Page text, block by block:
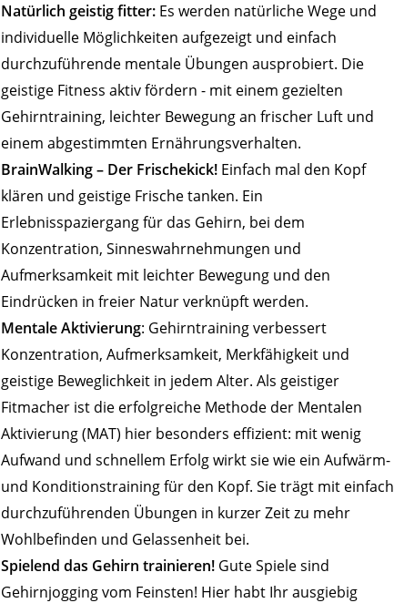
Natürlich geistig fitter: Es werden natürliche Wege und
individuelle Möglichkeiten aufgezeigt und einfach
durchzuführende mentale Übungen ausprobiert. Die
geistige Fitness aktiv fördern - mit einem gezielten
Gehirntraining, leichter Bewegung an frischer Luft und
einem abgestimmten Ernährungsverhalten.
BrainWalking – Der Frischekick! Einfach mal den Kopf
klären und geistige Frische tanken. Ein
Erlebnisspaziergang für das Gehirn, bei dem
Konzentration, Sinneswahrnehmungen und
Aufmerksamkeit mit leichter Bewegung und den
Eindrücken in freier Natur verknüpft werden.
Mentale Aktivierung: Gehirntraining verbessert
Konzentration, Aufmerksamkeit, Merkfähigkeit und
geistige Beweglichkeit in jedem Alter. Als geistiger
Fitmacher ist die erfolgreiche Methode der Mentalen
Aktivierung (MAT) hier besonders effizient: mit wenig
Aufwand und schnellem Erfolg wirkt sie wie ein Aufwärm-
und Konditionstraining für den Kopf. Sie trägt mit einfach
durchzuführenden Übungen in kurzer Zeit zu mehr
Wohlbefinden und Gelassenheit bei.
Spielend das Gehirn trainieren! Gute Spiele sind
Gehirnjogging vom Feinsten! Hier habt Ihr ausgiebig